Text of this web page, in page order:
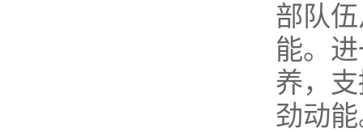
部队
能。
养，
劲动